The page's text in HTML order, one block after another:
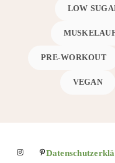
LOW
PRE-WORKOUT
VEGAN